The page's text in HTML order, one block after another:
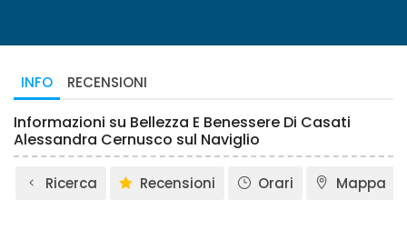
INFO RECENSIONI
Informazioni su Bellezza E Benessere Di Casati
Alessandra Cernusco sul Naviglio
Ricerca Recensioni Orari Mappa